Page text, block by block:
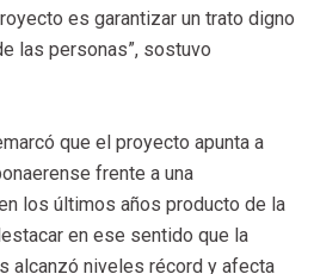
es garantizar un trato digno
las personas”, sostuvo
que el proyecto apunta a
frente a una
los últimos años producto de la
en ese sentido que la
alcanzó niveles récord y afecta